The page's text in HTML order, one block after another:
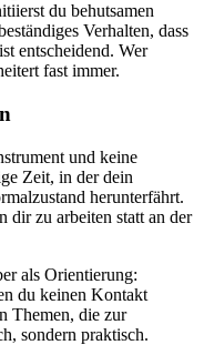
du behutsamen
Verhalten, dass
entscheidend. Wer
fast immer.
und keine
Zeit, in der dein
herunterfährt.
dir zu arbeiten statt an der
als Orientierung:
du keinen Kontakt
Themen, die zur
sondern praktisch.